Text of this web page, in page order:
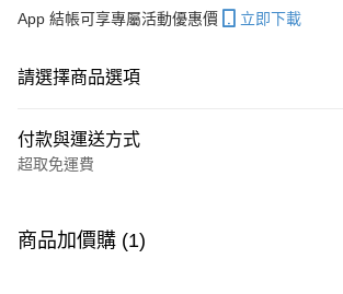
App 結帳可享專屬活動優惠價 立即下載
請選擇商品選項
付款與運送方式
超取免運費
信用卡一次付款
商品加價購 (1)